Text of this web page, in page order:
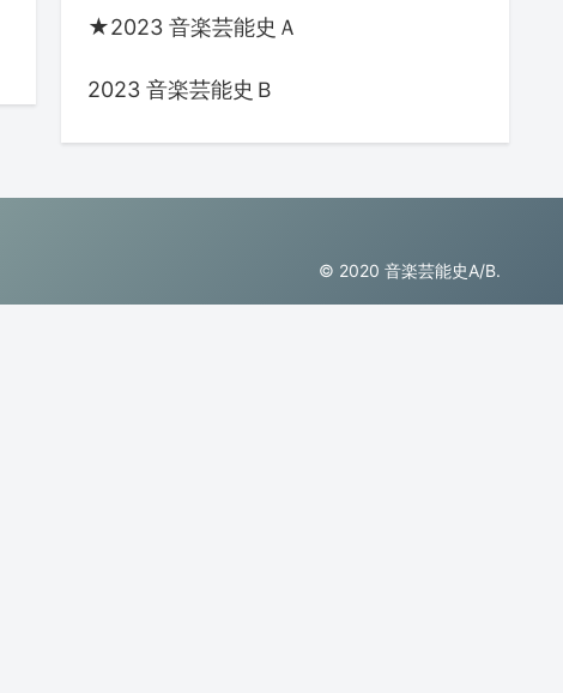
★2023 音楽芸能史Ａ
2023 音楽芸能史Ｂ
© 2020 音楽芸能史A/B.